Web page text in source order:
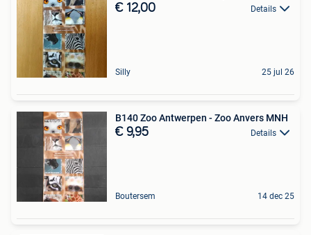
€ 12,00 Details
Silly 25 jul 26
B140 Zoo Antwerpen - Zoo Anvers MNH
€ 9,95 Details
Boutersem 14 dec 25